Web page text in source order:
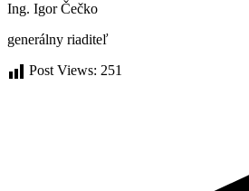
Ing. Igor Čečko
generálny riaditeľ
Post Views: 251